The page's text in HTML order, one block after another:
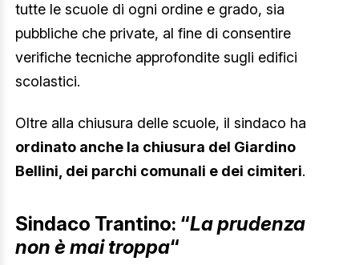
tutte le scuole di ogni ordine e grado, sia
pubbliche che private, al fine di consentire
verifiche tecniche approfondite sugli edifici
scolastici.
Oltre alla chiusura delle scuole, il sindaco ha
ordinato anche la chiusura del Giardino
Bellini, dei parchi comunali e dei cimiteri.
Sindaco Trantino: “La prudenza
non è mai troppa“